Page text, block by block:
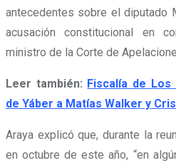
antecedentes sobre el diputado
acusación constitucional en
ministro de la Corte de
Leer también: Fiscalía de
de Yáber a Matías Walker y
Araya explicó que, durante la
en octubre de este año, “en